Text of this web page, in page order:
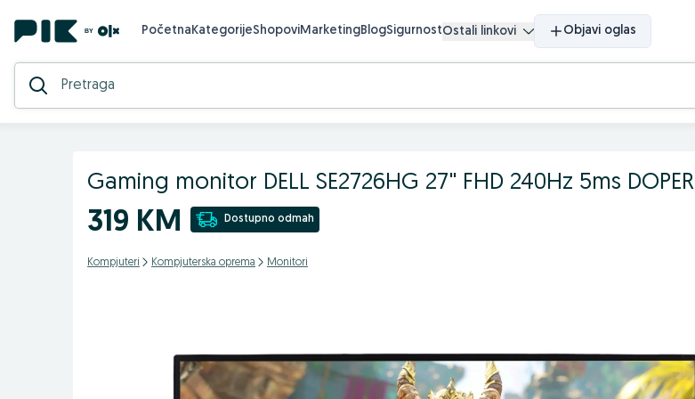
PočetnaKategorijeShopoviMarketingBlogSigurnostOstali linkovi Objavi oglas
Gaming monitor DELL SE2726HG 27'' FHD 240Hz 5ms DOPER
319 KM Dostupno odmah
Kompjuteri Kompjuterska oprema Monitori